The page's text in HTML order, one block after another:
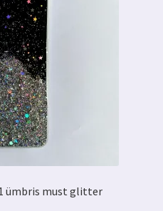
ümbris must glitter